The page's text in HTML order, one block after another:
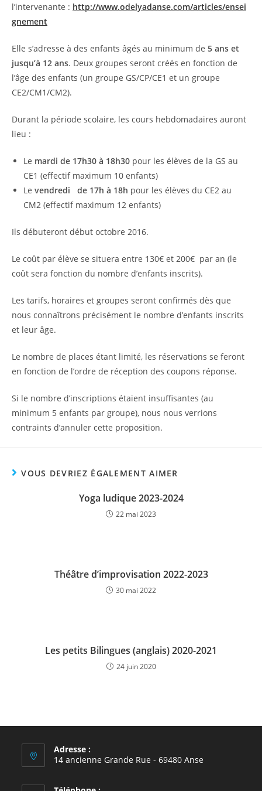
l’intervenante : http://www.odelyadanse.com/articles/ensei
gnement
Elle s’adresse à des enfants âgés au minimum de 5 ans et
jusqu’à 12 ans. Deux groupes seront créés en fonction de
l’âge des enfants (un groupe GS/CP/CE1 et un groupe
CE2/CM1/CM2).
Durant la période scolaire, les cours hebdomadaires auront
lieu :
Le mardi de 17h30 à 18h30 pour les élèves de la GS au
CE1 (effectif maximum 10 enfants)
Le vendredi de 17h à 18h pour les élèves du CE2 au
CM2 (effectif maximum 12 enfants)
Ils débuteront début octobre 2016.
Le coût par élève se situera entre 130€ et 200€ par an (le
coût sera fonction du nombre d’enfants inscrits).
Les tarifs, horaires et groupes seront confirmés dès que
nous connaîtrons précisément le nombre d’enfants inscrits
et leur âge.
Le nombre de places étant limité, les réservations se feront
en fonction de l’ordre de réception des coupons réponse.
Si le nombre d’inscriptions étaient insuffisantes (au
minimum 5 enfants par groupe), nous nous verrions
contraints d’annuler cette proposition.
VOUS DEVRIEZ ÉGALEMENT AIMER
Yoga ludique 2023-2024
22 mai 2023
Théâtre d’improvisation 2022-2023
30 mai 2022
Les petits Bilingues (anglais) 2020-2021
24 juin 2020
Adresse :
14 ancienne Grande Rue - 69480 Anse